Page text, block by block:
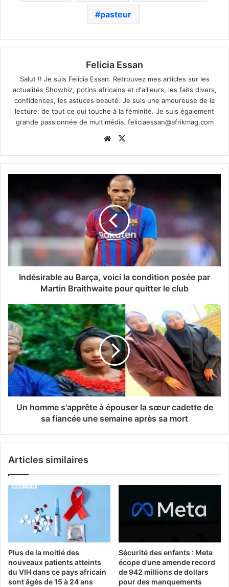
pasteur
Felicia Essan
Salut !! Je suis Felicia Essan. Retrouvez mes articles sur les
actualités Showbiz, potins africains et d'ailleurs, les faits divers,
confidences, les astuces beauté. Je suis une amoureuse de la
lecture, de tout ce qui touche à la féminité. Je suis également
grande passionnée de multimédia. feliciaessan@afrikmag.com
Website
Indésirable au Barça, voici la condition posée par
Martin Braithwaite pour quitter le club
Un homme s'apprête à épouser la sœur cadette de
sa fiancée une semaine après sa mort
Articles similaires
Plus de la moitié des
nouveaux patients atteints
du VIH dans ce pays africain
sont âgés de 15 à 24 ans
Sécurité des enfants : Meta
écope d’une amende record
de 942 millions de dollars
pour des manquements